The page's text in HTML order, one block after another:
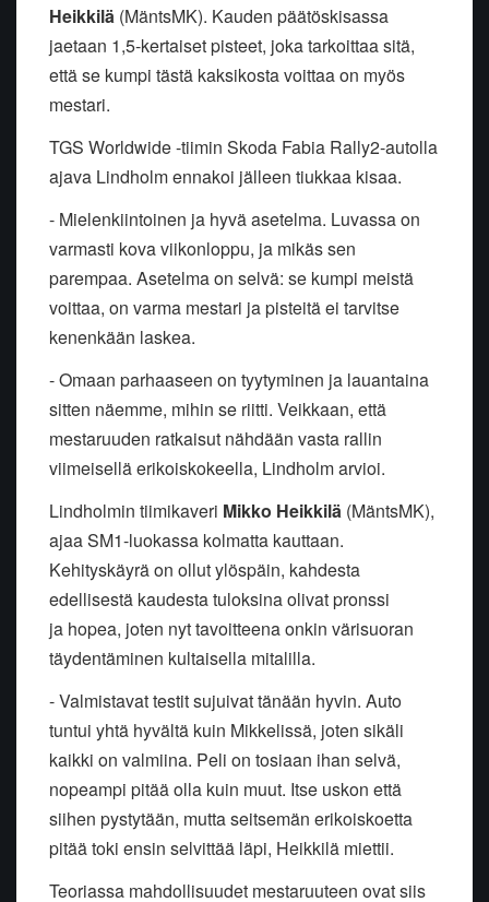
Heikkilä (MäntsMK). Kauden päätöskisassa
jaetaan 1,5-kertaiset pisteet, joka tarkoittaa sitä,
että se kumpi tästä kaksikosta voittaa on myös
mestari.
TGS Worldwide -tiimin Skoda Fabia Rally2-autolla
ajava Lindholm ennakoi jälleen tiukkaa kisaa.
- Mielenkiintoinen ja hyvä asetelma. Luvassa on
varmasti kova viikonloppu, ja mikäs sen
parempaa. Asetelma on selvä: se kumpi meistä
voittaa, on varma mestari ja pisteitä ei tarvitse
kenenkään laskea.
- Omaan parhaaseen on tyytyminen ja lauantaina
sitten näemme, mihin se riitti. Veikkaan, että
mestaruuden ratkaisut nähdään vasta rallin
viimeisellä erikoiskokeella, Lindholm arvioi.
Lindholmin tiimikaveri Mikko Heikkilä (MäntsMK),
ajaa SM1-luokassa kolmatta kauttaan.
Kehityskäyrä on ollut ylöspäin, kahdesta
edellisestä kaudesta tuloksina olivat pronssi
ja hopea, joten nyt tavoitteena onkin värisuoran
täydentäminen kultaisella mitalilla.
- Valmistavat testit sujuivat tänään hyvin. Auto
tuntui yhtä hyvältä kuin Mikkelissä, joten sikäli
kaikki on valmiina. Peli on tosiaan ihan selvä,
nopeampi pitää olla kuin muut. Itse uskon että
siihen pystytään, mutta seitsemän erikoiskoetta
pitää toki ensin selvittää läpi, Heikkilä miettii.
Teoriassa mahdollisuudet mestaruuteen ovat siis